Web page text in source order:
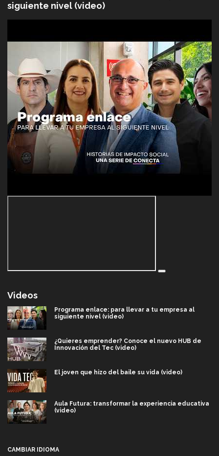
siguiente nivel (video)
Videos
Programa enlace: para llevar a tu empresa al
siguiente nivel (video)
¿Quieres emprender? Conoce el nuevo HUB de
Innovación del Tec (video)
El joven que hizo del baile su vida (video)
Aula Futura: transformar la experiencia educativa
(video)
CAMBIAR IDIOMA